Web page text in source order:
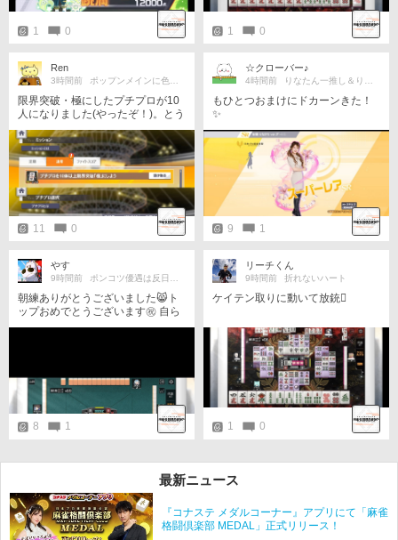
1 0 1 0
Ren
3時間前 ポップンメインに色々と
限界突破・極にしたプチプロが10
人になりました(やったぞ！)。とう
とう10人になったんかぁ。(しみじ
み)
11 0
☆クローバー♪
4時間前 りなたん一推し＆りなたんず！😊
もひとつおまけにドカーンきた！
✨️
9 1
やす
9時間前 ポンコツ優遇は反日共産主義思想
朝練ありがとうございました😸ト
ップおめでとうございます㊗️ 自ら
復讐してワンツーなら上出来でし
8 1
リーチくん
9時間前 折れないハート
ケイテン取りに動いて放銃🫪
1 0
最新ニュース
『コナステ メダルコーナー』アプリにて「麻雀
格闘倶楽部 MEDAL」正式リリース！